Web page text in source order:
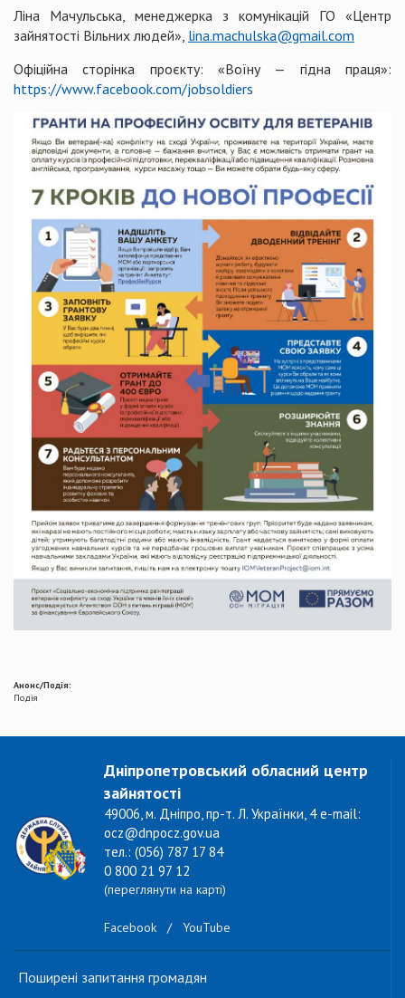
Ліна Мачульська, менеджерка з комунікацій ГО «Центр
зайнятості Вільних людей», lina.machulska@gmail.com
Офіційна сторінка проєкту: «Воїну — гідна праця»:
https://www.facebook.com/jobsoldiers
Анонс/Подія:
Подія
Дніпропетровський обласний центр
зайнятості
49006, м. Дніпро, пр-т. Л. Українки, 4 e-mail:
ocz@dnpocz.gov.ua
тел.: (056) 787 17 84
0 800 21 97 12
(переглянути на карті)
Facebook / YouTube
Поширені запитання громадян